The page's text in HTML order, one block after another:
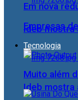
Ideb mostra
Ideb mostra
Em nova
Empresas
Tecnologia
Muito além